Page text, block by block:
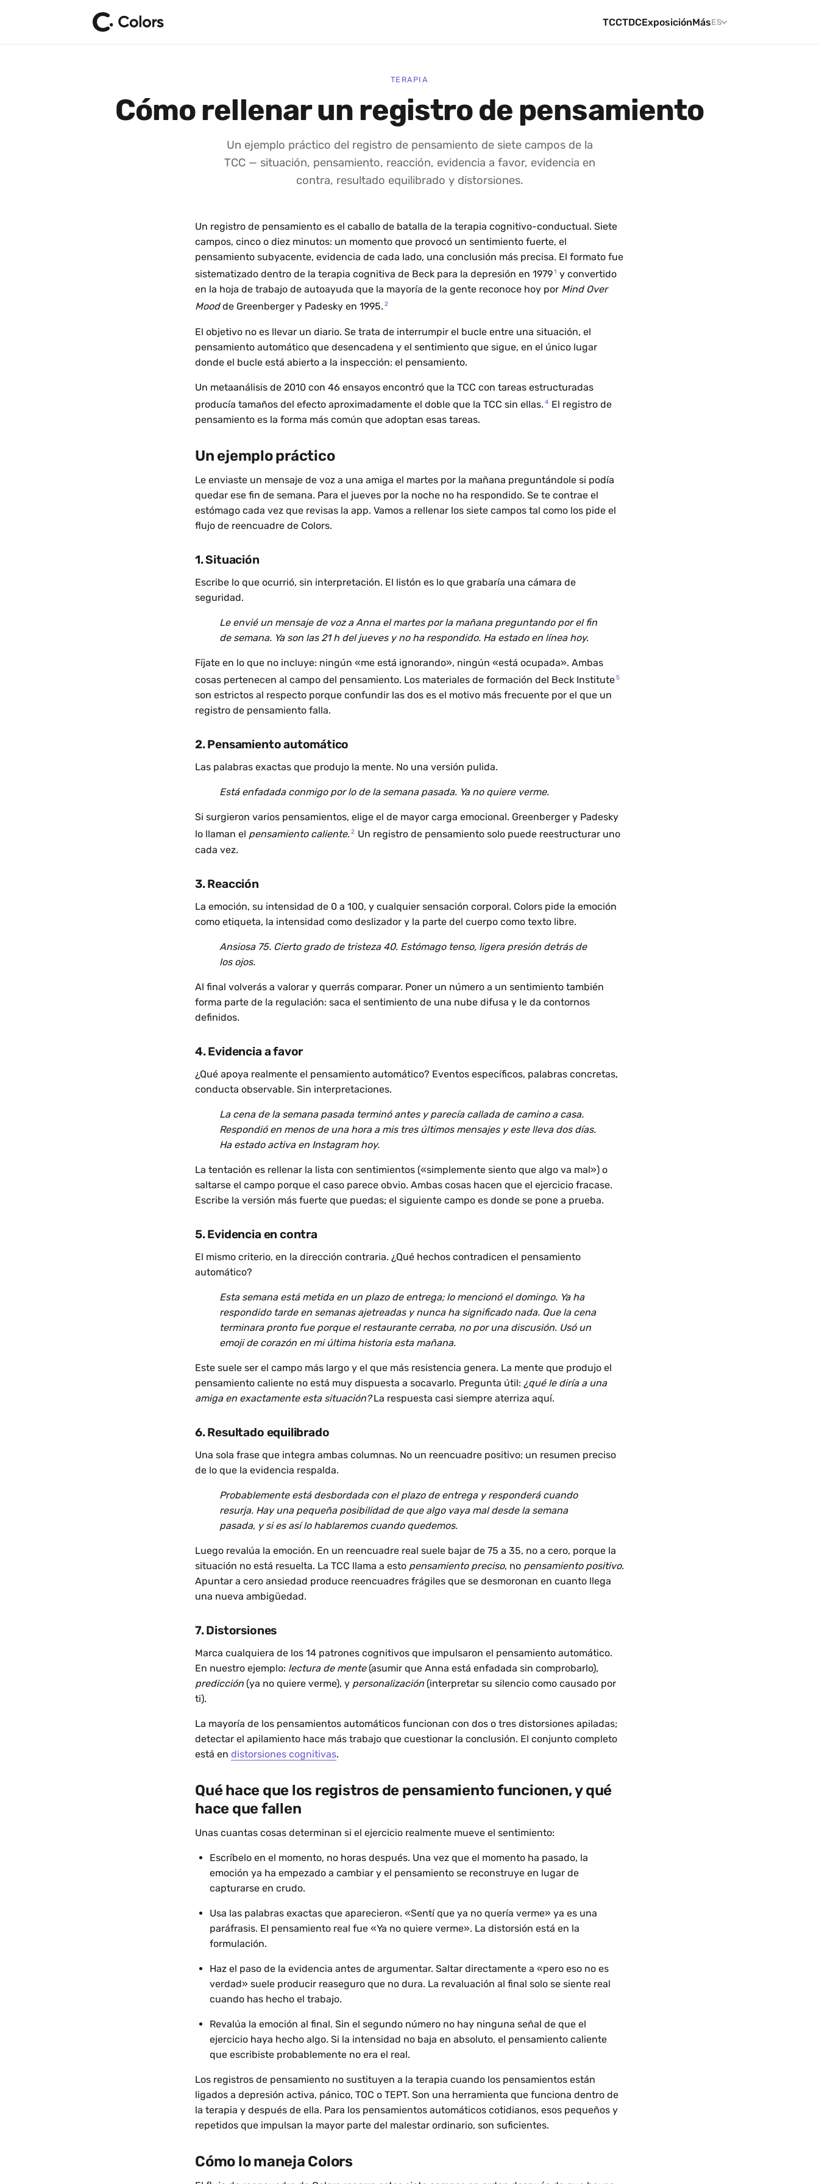
TCCTDCExposiciónMásES
TERAPIA
Cómo rellenar un registro de pensamiento
Un ejemplo práctico del registro de pensamiento de siete campos de la
TCC — situación, pensamiento, reacción, evidencia a favor, evidencia en
contra, resultado equilibrado y distorsiones.
Un registro de pensamiento es el caballo de batalla de la terapia cognitivo-conductual. Siete
campos, cinco o diez minutos: un momento que provocó un sentimiento fuerte, el
pensamiento subyacente, evidencia de cada lado, una conclusión más precisa. El formato fue
sistematizado dentro de la terapia cognitiva de Beck para la depresión en 19791 y convertido
en la hoja de trabajo de autoayuda que la mayoría de la gente reconoce hoy por Mind Over
Moodde Greenberger y Padesky en 1995. 2
El objetivo no es llevar un diario. Se trata de interrumpir el bucle entre una situación, el
pensamiento automático que desencadena y el sentimiento que sigue, en el único lugar
donde el bucle está abierto a la inspección: el pensamiento.
Un metaanálisis de 2010 con 46 ensayos encontró que la TCC con tareas estructuradas
producía tamaños del efecto aproximadamente el doble que la TCC sin ellas. 4 El registro de
pensamiento es la forma más común que adoptan esas tareas.
Un ejemplo práctico
Le enviaste un mensaje de voz a una amiga el martes por la mañana preguntándole si podía
quedar ese fin de semana. Para el jueves por la noche no ha respondido. Se te contrae el
estómago cada vez que revisas la app. Vamos a rellenar los siete campos tal como los pide el
flujo de reencuadre de Colors.
1. Situación
Escribe lo que ocurrió, sin interpretación. El listón es lo que grabaría una cámara de
seguridad.
Le envié un mensaje de voz a Anna el martes por la mañana preguntando por el fin
de semana. Ya son las 21 h del jueves y no ha respondido. Ha estado en línea hoy.
Fíjate en lo que no incluye: ningún «me está ignorando», ningún «está ocupada». Ambas
cosas pertenecen al campo del pensamiento. Los materiales de formación del Beck Institute5
son estrictos al respecto porque confundir las dos es el motivo más frecuente por el que un
registro de pensamiento falla.
2. Pensamiento automático
Las palabras exactas que produjo la mente. No una versión pulida.
Está enfadada conmigo por lo de la semana pasada. Ya no quiere verme.
Si surgieron varios pensamientos, elige el de mayor carga emocional. Greenberger y Padesky
lo llaman el pensamiento caliente. 2 Un registro de pensamiento solo puede reestructurar uno
cada vez.
3. Reacción
La emoción, su intensidad de 0 a 100, y cualquier sensación corporal. Colors pide la emoción
como etiqueta, la intensidad como deslizador y la parte del cuerpo como texto libre.
Ansiosa 75. Cierto grado de tristeza 40. Estómago tenso, ligera presión detrás de
los ojos.
Al final volverás a valorar y querrás comparar. Poner un número a un sentimiento también
forma parte de la regulación: saca el sentimiento de una nube difusa y le da contornos
definidos.
4. Evidencia a favor
¿Qué apoya realmente el pensamiento automático? Eventos específicos, palabras concretas,
conducta observable. Sin interpretaciones.
La cena de la semana pasada terminó antes y parecía callada de camino a casa.
Respondió en menos de una hora a mis tres últimos mensajes y este lleva dos días.
Ha estado activa en Instagram hoy.
La tentación es rellenar la lista con sentimientos («simplemente siento que algo va mal») o
saltarse el campo porque el caso parece obvio. Ambas cosas hacen que el ejercicio fracase.
Escribe la versión más fuerte que puedas; el siguiente campo es donde se pone a prueba.
5. Evidencia en contra
El mismo criterio, en la dirección contraria. ¿Qué hechos contradicen el pensamiento
automático?
Esta semana está metida en un plazo de entrega; lo mencionó el domingo. Ya ha
respondido tarde en semanas ajetreadas y nunca ha significado nada. Que la cena
terminara pronto fue porque el restaurante cerraba, no por una discusión. Usó un
emoji de corazón en mi última historia esta mañana.
Este suele ser el campo más largo y el que más resistencia genera. La mente que produjo el
pensamiento caliente no está muy dispuesta a socavarlo. Pregunta útil: ¿qué le diría a una
amiga en exactamente esta situación?La respuesta casi siempre aterriza aquí.
6. Resultado equilibrado
Una sola frase que integra ambas columnas. No un reencuadre positivo; un resumen preciso
de lo que la evidencia respalda.
Probablemente está desbordada con el plazo de entrega y responderá cuando
resurja. Hay una pequeña posibilidad de que algo vaya mal desde la semana
pasada, y si es así lo hablaremos cuando quedemos.
Luego revalúa la emoción. En un reencuadre real suele bajar de 75 a 35, no a cero, porque la
situación no está resuelta. La TCC llama a esto pensamiento preciso, no pensamiento positivo.
Apuntar a cero ansiedad produce reencuadres frágiles que se desmoronan en cuanto llega
una nueva ambigüedad.
7. Distorsiones
Marca cualquiera de los 14 patrones cognitivos que impulsaron el pensamiento automático.
En nuestro ejemplo: lectura de mente(asumir que Anna está enfadada sin comprobarlo),
predicción (ya no quiere verme), y personalización (interpretar su silencio como causado por
ti).
La mayoría de los pensamientos automáticos funcionan con dos o tres distorsiones apiladas;
detectar el apilamiento hace más trabajo que cuestionar la conclusión. El conjunto completo
está en distorsiones cognitivas.
Qué hace que los registros de pensamiento funcionen, y qué
hace que fallen
Unas cuantas cosas determinan si el ejercicio realmente mueve el sentimiento:
Escríbelo en el momento, no horas después. Una vez que el momento ha pasado, la
emoción ya ha empezado a cambiar y el pensamiento se reconstruye en lugar de
capturarse en crudo.
Usa las palabras exactas que aparecieron. «Sentí que ya no quería verme» ya es una
paráfrasis. El pensamiento real fue «Ya no quiere verme». La distorsión está en la
formulación.
Haz el paso de la evidencia antes de argumentar. Saltar directamente a «pero eso no es
verdad» suele producir reaseguro que no dura. La revaluación al final solo se siente real
cuando has hecho el trabajo.
Revalúa la emoción al final. Sin el segundo número no hay ninguna señal de que el
ejercicio haya hecho algo. Si la intensidad no baja en absoluto, el pensamiento caliente
que escribiste probablemente no era el real.
Los registros de pensamiento no sustituyen a la terapia cuando los pensamientos están
ligados a depresión activa, pánico, TOC o TEPT. Son una herramienta que funciona dentro de
la terapia y después de ella. Para los pensamientos automáticos cotidianos, esos pequeños y
repetidos que impulsan la mayor parte del malestar ordinario, son suficientes.
Cómo lo maneja Colors